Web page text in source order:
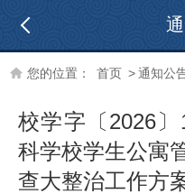
您的位置： 首页 >通知公
校学字〔2026
科学校学生公寓
查大整治工作方